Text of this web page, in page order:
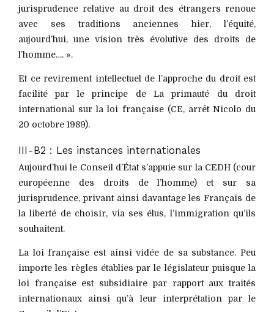
jurisprudence relative au droit des étrangers renoue
avec ses traditions anciennes hier, l’équité,
aujourd’hui, une vision très évolutive des droits de
l’homme…. ».
Et ce revirement intellectuel de l’approche du droit est
facilité par le principe de La primauté du droit
international sur la loi française (CE, arrêt Nicolo du
20 octobre 1989).
III-B2 : Les instances internationales
Aujourd’hui le Conseil d’État s’appuie sur la CEDH (cour
européenne des droits de l’homme) et sur sa
jurisprudence, privant ainsi davantage les Français de
la liberté de choisir, via ses élus, l’immigration qu’ils
souhaitent.
La loi française est ainsi vidée de sa substance. Peu
importe les règles établies par le législateur puisque la
loi française est subsidiaire par rapport aux traités
internationaux ainsi qu’à leur interprétation par le